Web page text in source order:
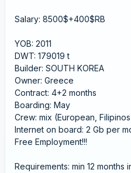
Salary: 8500$+400$RB
YOB: 2011
DWT: 179019 t
Builder: SOUTH KOREA
Owner: Greece
Contract: 4+2 months
Boarding: May
Crew: mix (European,
Internet on board: 2 Gb per
Free Employment!!!
Requirements: min 12 months